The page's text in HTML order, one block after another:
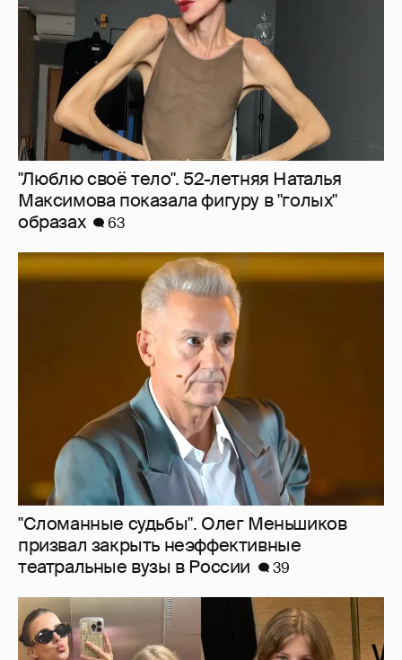
"Сломанные судьбы". Олег Меньшиков
призвал закрыть неэффективные
театральные вузы в России
Внучки Светланы и Фёдора Бондарчук